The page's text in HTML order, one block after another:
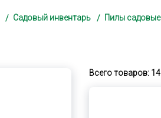
Садовый инвентарь Пилы садовые
Всего товаров: 14